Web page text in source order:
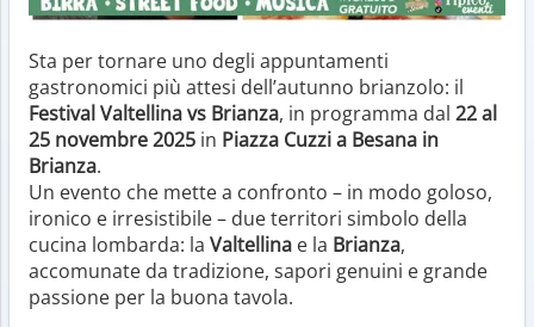
Sta per tornare uno degli appuntamenti
gastronomici più attesi dell’autunno brianzolo: il
Festival Valtellina vs Brianza, in programma dal 22 al
25 novembre 2025 in Piazza Cuzzi a Besana in
Brianza.
Un evento che mette a confronto – in modo goloso,
ironico e irresistibile – due territori simbolo della
cucina lombarda: la Valtellina e la Brianza,
accomunate da tradizione, sapori genuini e grande
passione per la buona tavola.